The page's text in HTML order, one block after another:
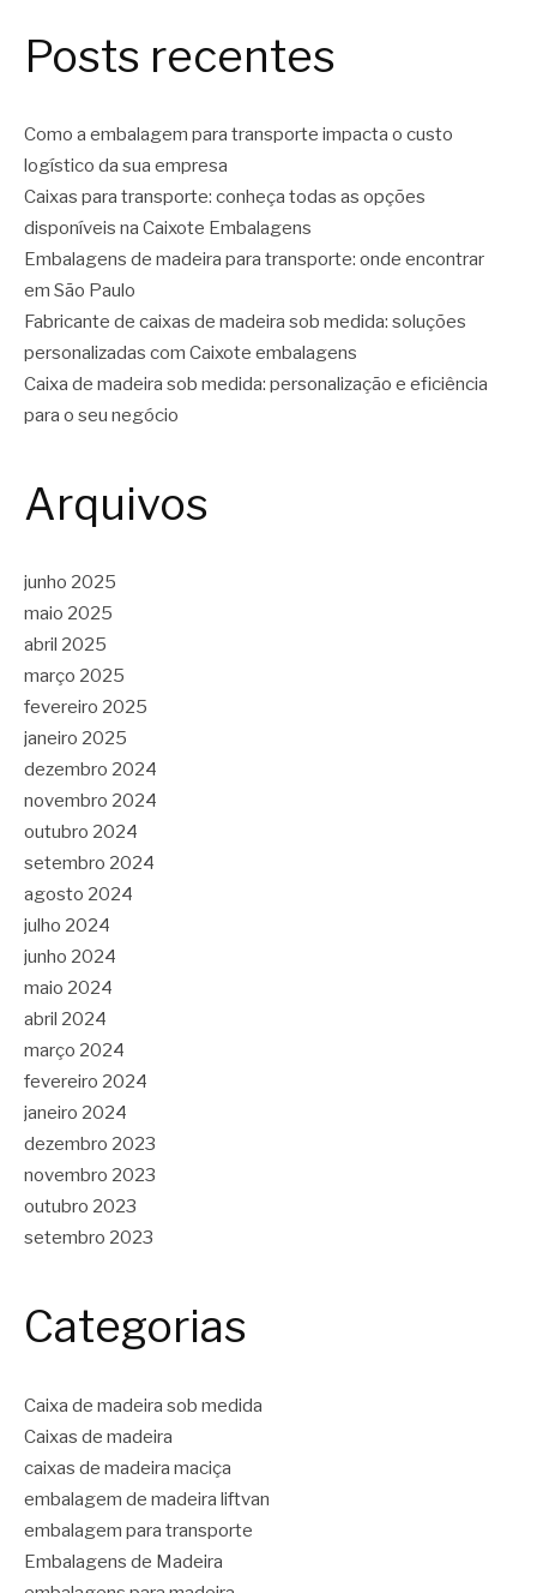
Posts recentes
Como a embalagem para transporte impacta o custo
logístico da sua empresa
Caixas para transporte: conheça todas as opções
disponíveis na Caixote Embalagens
Embalagens de madeira para transporte: onde encontrar
em São Paulo
Fabricante de caixas de madeira sob medida: soluções
personalizadas com Caixote embalagens
Caixa de madeira sob medida: personalização e eficiência
para o seu negócio
Arquivos
junho 2025
maio 2025
abril 2025
março 2025
fevereiro 2025
janeiro 2025
dezembro 2024
novembro 2024
outubro 2024
setembro 2024
agosto 2024
julho 2024
junho 2024
maio 2024
abril 2024
março 2024
fevereiro 2024
janeiro 2024
dezembro 2023
novembro 2023
outubro 2023
setembro 2023
Categorias
Caixa de madeira sob medida
Caixas de madeira
caixas de madeira maciça
embalagem de madeira liftvan
embalagem para transporte
Embalagens de Madeira